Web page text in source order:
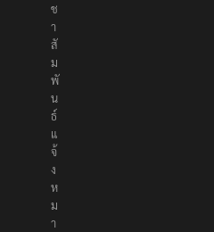
ช
า
สั
ม
พั
น
ธ์
แ
จ้
ง
ห
ม
า